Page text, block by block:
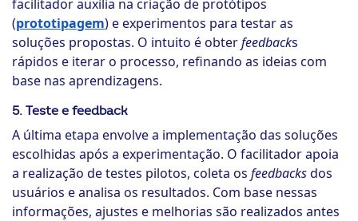
facilitador auxilia na criação de protótipos
(prototipagem) e experimentos para testar as
soluções propostas. O intuito é obterfeedbacks
rápidos e iterar o processo, refinando as ideias com
base nas aprendizagens.
5. Teste e feedback
A última etapa envolve a implementação das soluções
escolhidas após a experimentação. O facilitador apoia
a realização de testes pilotos, coleta os feedbacksdos
usuários e analisa os resultados. Com base nessas
informações, ajustes e melhorias são realizados antes